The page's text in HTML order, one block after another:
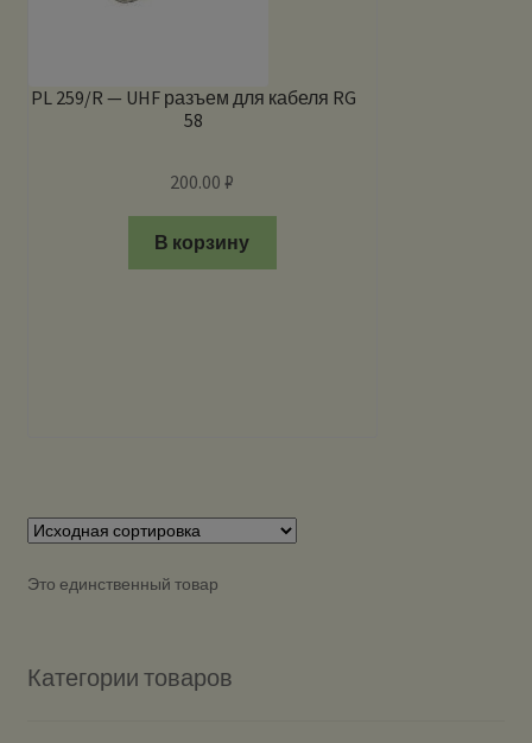
PL 259/R — UHF разъем для кабеля RG
58
200.00₽
В корзину
Это единственный товар
Категории товаров